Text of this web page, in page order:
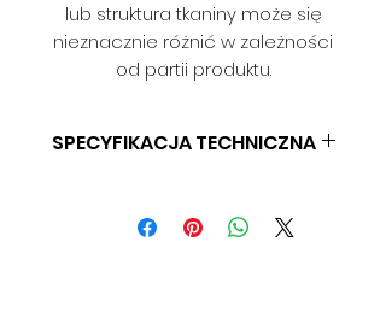
lub struktura tkaniny może się
nieznacznie różnić w zależności
od partii produktu.
SPECYFIKACJA TECHNICZNA
GRAMATURA: 450 G/M2
SZEROKOŚĆ: 150 CM